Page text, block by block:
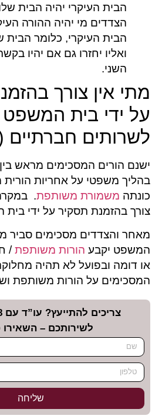
הבית העיקרי יהיה הבית
הצדדים מי יהיה ההורה
הבית העיקרי, כלומר הבית
ואליו יחזרו גם אם יהיו
השני.
מתי אין צורך
על ידי בית
לשרותים חברתיים
ישנם הורים המסכימים מראש בין
בהליך משפטי על אחריות
כונתה משמורת משותפת.
צורך בהזמנת תסקיר על ידי
מאחר והצדדים מסכימים סביר
המשפט יקבע הורות משותפת/
או דומה ובפועל לא תהיה
המסכימים על הורות משותפת
לשירותכם –
שליחה